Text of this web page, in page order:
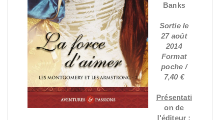
Banks
Sortie le
27 août
2014
Format
poche /
7,40 €
Présentati
on de
l'éditeur :